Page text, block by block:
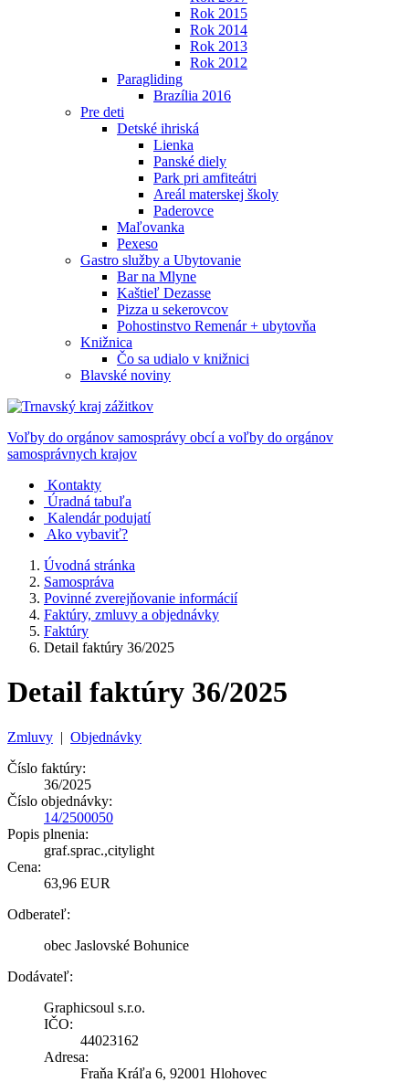
Rok 2015
Rok 2014
Rok 2013
Rok 2012
Paragliding
Brazília 2016
Pre deti
Detské ihriská
Lienka
Panské diely
Park pri amfiteátri
Areál materskej školy
Paderovce
Maľovanka
Pexeso
Gastro služby a Ubytovanie
Bar na Mlyne
Kaštieľ Dezasse
Pizza u sekerovcov
Pohostinstvo Remenár + ubytovňa
Knižnica
Čo sa udialo v knižnici
Blavské noviny
Voľby do orgánov samosprávy obcí a voľby do orgánov
samosprávnych krajov
Kontakty
Úradná tabuľa
Kalendár podujatí
Ako vybaviť?
Úvodná stránka
Samospráva
Povinné zverejňovanie informácií
Faktúry, zmluvy a objednávky
Faktúry
Detail faktúry 36/2025
Detail faktúry 36/2025
Zmluvy | Objednávky
Číslo faktúry:
36/2025
Číslo objednávky:
14/2500050
Popis plnenia:
graf.sprac.,citylight
Cena:
63,96 EUR
Odberateľ:
obec Jaslovské Bohunice
Dodávateľ:
Graphicsoul s.r.o.
IČO:
44023162
Adresa:
Fraňa Kráľa 6, 92001 Hlohovec